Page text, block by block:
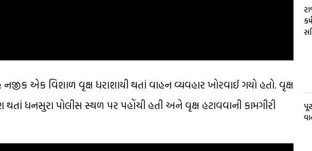
એક વિશાળ વૃક્ષ ધરાશાયી થતાં વાહન વ્યવહાર ખોરવાઈ ગયો હતો. વૃક્ષ
થતાં ધનસુરા પોલીસ સ્થળ પર પહોંચી હતી અને વૃક્ષ હટાવવાની કામગીરી